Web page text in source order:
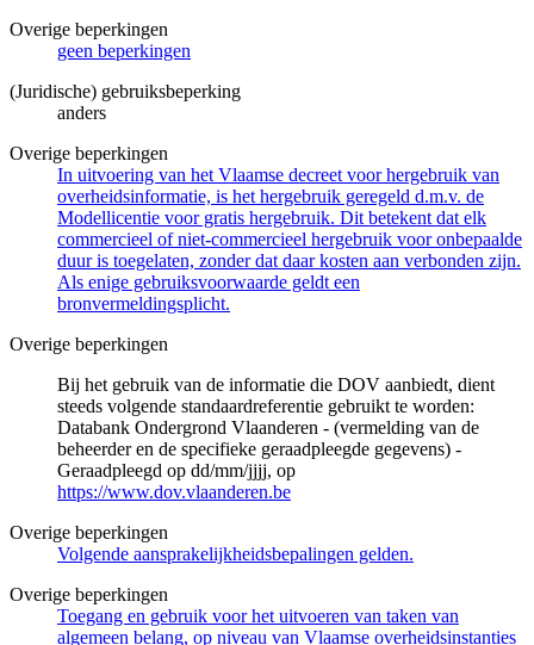
Overige beperkingen
geen beperkingen
(Juridische) gebruiksbeperking
anders
Overige beperkingen
In uitvoering van het Vlaamse decreet voor hergebruik van
overheidsinformatie, is het hergebruik geregeld d.m.v. de
Modellicentie voor gratis hergebruik. Dit betekent dat elk
commercieel of niet-commercieel hergebruik voor onbepaalde
duur is toegelaten, zonder dat daar kosten aan verbonden zijn.
Als enige gebruiksvoorwaarde geldt een
bronvermeldingsplicht.
Overige beperkingen
Bij het gebruik van de informatie die DOV aanbiedt, dient
steeds volgende standaardreferentie gebruikt te worden:
Databank Ondergrond Vlaanderen - (vermelding van de
beheerder en de specifieke geraadpleegde gegevens) -
Geraadpleegd op dd/mm/jjjj, op
https://www.dov.vlaanderen.be
Overige beperkingen
Volgende aansprakelijkheidsbepalingen gelden.
Overige beperkingen
Toegang en gebruik voor het uitvoeren van taken van
algemeen belang, op niveau van Vlaamse overheidsinstanties